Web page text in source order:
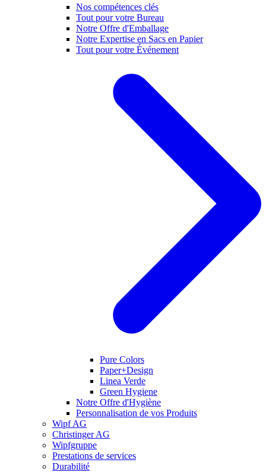
Nos compétences clés
Tout pour votre Bureau
Notre Offre d'Emballage
Notre Expertise en Sacs en Papier
Tout pour votre Événement
Pure Colors
Paper+Design
Linea Verde
Green Hygiene
Notre Offre d'Hygiène
Personnalisation de vos Produits
Wipf AG
Christinger AG
Wipfgruppe
Prestations de services
Durabilité